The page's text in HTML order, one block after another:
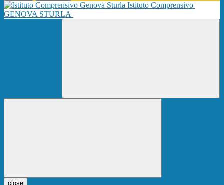
Istituto Comprensivo
GENOVA STURLA
close